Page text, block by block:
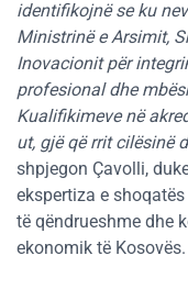
identifikojnë se ku
Ministrinë e Arsimit,
Inovacionit për
profesional dhe
Kualifikimeve në
ut, gjë që rrit cilësinë
shpjegon Çavolli,
ekspertiza e
të qëndrueshme dhe
ekonomik të Kosovës.